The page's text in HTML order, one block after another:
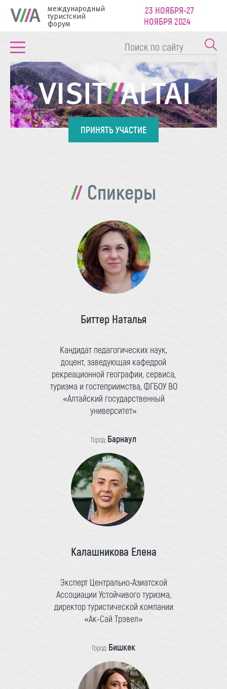
международный
туристский
форум
23 НОЯБРЯ-27
НОЯБРЯ 2024
ПРИНЯТЬ УЧАСТИЕ
Спикеры
Биттер Наталья
Кандидат педагогических наук,
доцент, заведующая кафедрой
рекреационной географии, сервиса,
туризма и гостеприимства, ФГБОУ ВО
«Алтайский государственный
университет»
Город: Барнаул
Калашникова Елена
Эксперт Центрально-Азиатской
Ассоциации Устойчивого туризма,
директор туристической компании
«Ак-Сай Трэвел»
Город: Бишкек